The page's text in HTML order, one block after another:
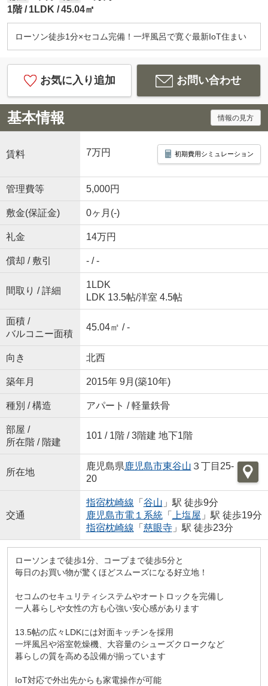
1階
1LDK 45.04㎡
ローソン徒歩1分×セコム完備！一坪風呂で寛ぐ最新IoT住まい
お気に入り追加 お問い合わせ
基本情報 情報の見方
賃料 7万円 初期費用シミュレーション
管理費等 5,000円
敷金(保証金) 0ヶ月(-)
礼金 14万円
償却 / 敷引 - / -
間取り / 詳細
1LDK
LDK 13.5帖/洋室 4.5帖
面積 /
バルコニー面積
45.04㎡ / -
向き 北西
築年月 2015年 9月(築10年)
種別 / 構造 アパート / 軽量鉄骨
部屋 /
所在階 / 階建
101 / 1階 / 3階建 地下1階
所在地
鹿児島県鹿児島市東谷山 ３丁目25-
20
交通
指宿枕崎線 「 谷山 」駅 徒歩9分
鹿児島市電１系統「 上塩屋 」駅 徒歩19分
指宿枕崎線 「 慈眼寺」駅 徒歩23分
ローソンまで徒歩1分、コープまで徒歩5分と
毎日のお買い物が驚くほどスムーズになる好立地！
セコムのセキュリティシステムやオートロックを完備し
一人暮らしや女性の方も心強い安心感があります
13.5帖の広々LDKには対面キッチンを採用
一坪風呂や浴室乾燥機、大容量のシューズクロークなど
暮らしの質を高める設備が揃っています
IoT対応で外出先からも家電操作が可能